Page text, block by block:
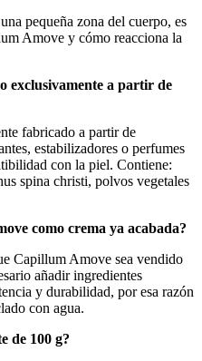
pequeña zona del cuerpo, es
Amove y cómo reacciona la
exclusivamente a partir de
fabricado a partir de
estabilizadores o perfumes
con la piel. Contiene:
spina christi, polvos vegetales
como crema ya acabada?
Capillum Amove sea vendido
añadir ingredientes
y durabilidad, por esa razón
con agua.
de 100 g?